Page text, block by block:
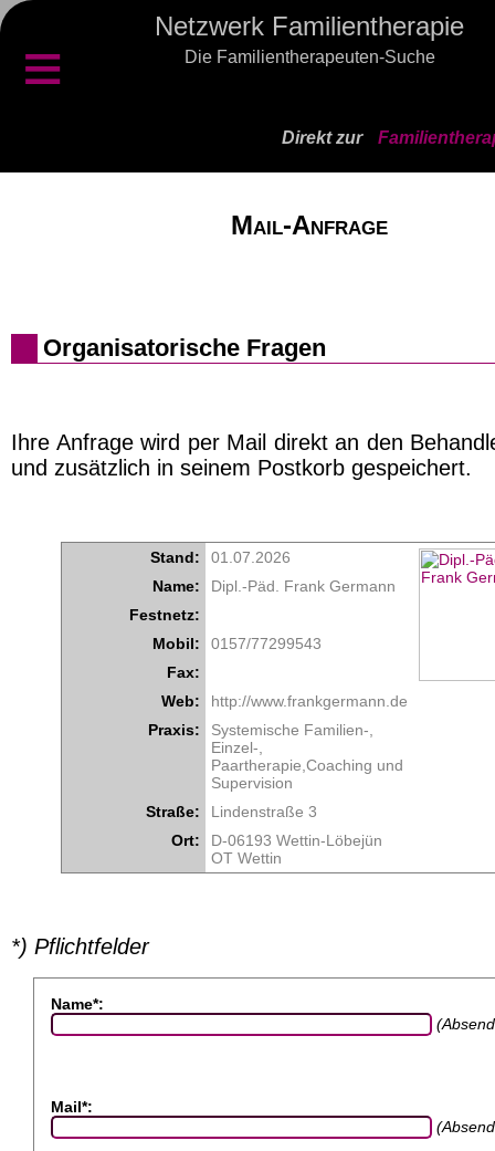
Netzwerk Familientherapie
Die Familientherapeuten-Suche
≡
Direkt zur
Mail-Anfrage
Organisatorische Fragen
Ihre Anfrage wird per Mail direkt an den
und zusätzlich in seinem Postkorb gespeichert.
Stand:
01.07.2026
Name:
Dipl.-Päd. Frank Germann
Festnetz:
Mobil:
0157/77299543
Fax:
Web:
http://www.frankgermann.de
Praxis:
Systemische Familien-,
Einzel-,
Paartherapie,Coaching und
Supervision
Straße:
Lindenstraße 3
Ort:
D-06193 Wettin-Löbejün
OT Wettin
*) Pflichtfelder
Name*:
Mail*: